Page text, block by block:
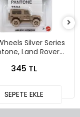
Silver Series
Land Rover
345 TL
SEPETE EKLE